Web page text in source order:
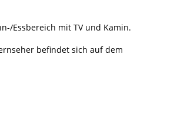
Essbereich mit TV und Kamin.
befindet sich auf dem